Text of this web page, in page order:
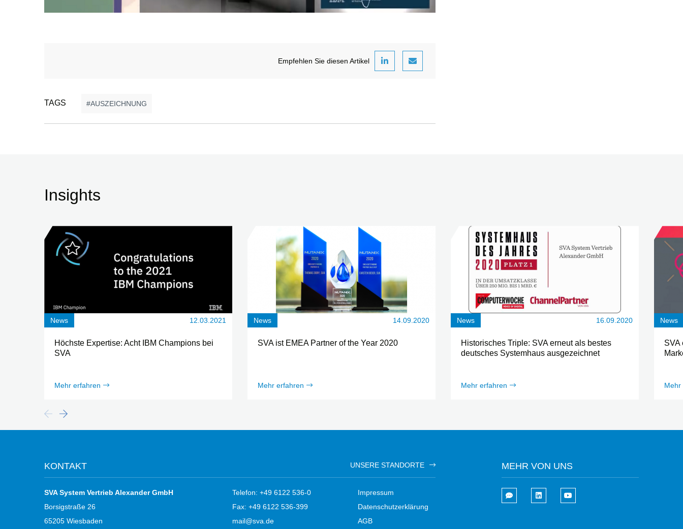
Empfehlen Sie diesen Artikel
TAGS AUSZEICHNUNG
Insights
News 12.03.2021
Höchste Expertise: Acht IBM Champions bei
SVA
Mehr erfahren
News 14.09.2020
SVA ist EMEA Partner of the Year 2020
Mehr erfahren
News 16.09.2020
Historisches Triple: SVA erneut als bestes
deutsches Systemhaus ausgezeichnet
Mehr erfahren
News
SVA
Mehr
KONTAKT UNSERE STANDORTE
SVA System Vertrieb Alexander GmbH
Borsigstraße 26
65205 Wiesbaden
Telefon: +49 6122 536-0
Fax: +49 6122 536-399
mail@sva.de
Impressum
Datenschutzerklärung
AGB
MEHR VON UNS